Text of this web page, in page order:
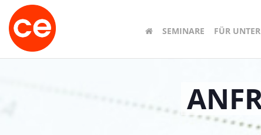
SEMINARE FÜR